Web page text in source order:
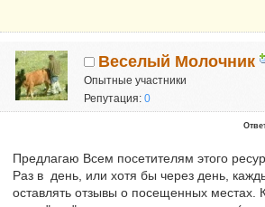
Веселый Молочник
Опытные участники
Репутация: 0
Предлагаю Всем посетителям этого
Раз в день, или хотя бы через день,
оставлять отзывы о посещенных местах.